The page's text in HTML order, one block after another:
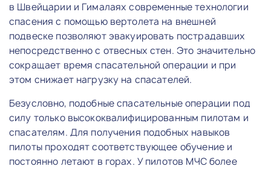
в Швейцарии и Гималаях современные технологии
спасения с помощью вертолета на внешней
подвеске позволяют эвакуировать пострадавших
непосредственно с отвесных стен. Это значительно
сокращает время спасательной операции и при
этом снижает нагрузку на спасателей.
Безусловно, подобные спасательные операции под
силу только высококвалифицированным пилотам и
спасателям. Для получения подобных навыков
пилоты проходят соответствующее обучение и
постоянно летают в горах. У пилотов МЧС более